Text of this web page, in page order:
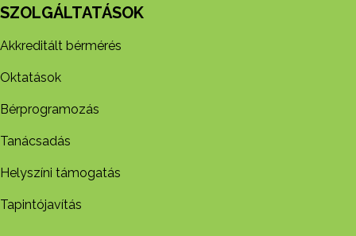
SZOLGÁLTATÁSOK
Akkreditált bérmérés
Oktatások
Bérprogramozás
Tanácsadás
Helyszíni támogatás
Tapintójavítás